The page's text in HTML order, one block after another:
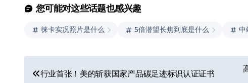
您可能对这些话题也感兴趣
徕卡实况照片是什么 5倍潜望长焦到底是什么 中
文行业首张！美的斩获国家产品碳足迹标识认证证书